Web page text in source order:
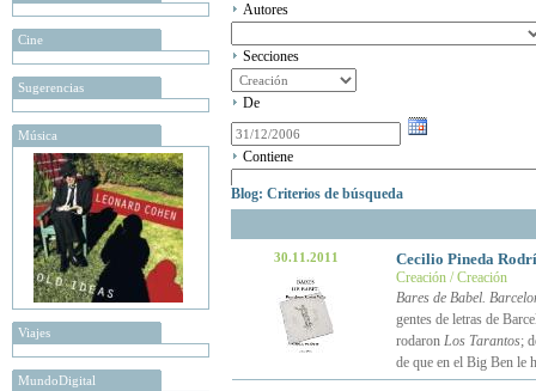
Cine
Sugerencias
Música
Viajes
MundoDigital
Autores
Secciones
De
Contiene
Blog: Criterios de búsqueda
30.11.2011 Cecilio Pineda
Creación / Creación
Bares de Babel.
gentes de letras de
rodaron Los Tarantos;
de que en el Big Ben le